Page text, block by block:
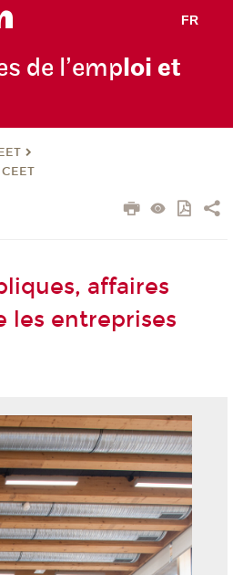
FR
de l’emploi et
affaires
les entreprises